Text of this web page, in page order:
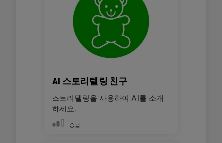
AI 스토리텔링 친구
스토리텔링을 사용하여 AI를 소개
하세요.
중급